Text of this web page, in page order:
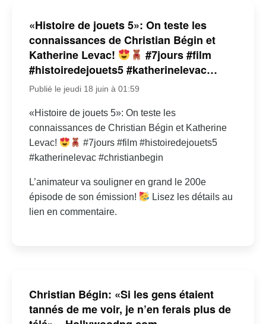
«Histoire de jouets 5»: On teste les
connaissances de Christian Bégin et
Katherine Levac!
#7jours #film
#histoiredejouets5 #katherinelevac…
Publié le jeudi 18 juin à 01:59
«Histoire de jouets 5»: On teste les
connaissances de Christian Bégin et Katherine
Levac!
#7jours #film #histoiredejouets5
#katherinelevac #christianbegin
L’animateur va souligner en grand le 200e
épisode de son émission!
Lisez les détails au
lien en commentaire.
Christian Bégin: «Si les gens étaient
tannés de me voir, je n’en ferais plus de